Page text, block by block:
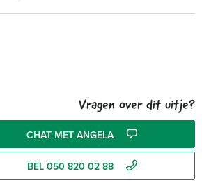
Vragen over dit uitje?
CHAT MET ANGELA
BEL 050 820 02 88